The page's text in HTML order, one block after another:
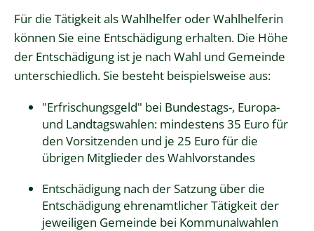
Für die Tätigkeit als Wahlhelfer oder Wahlhelferin
können Sie eine Entschädigung erhalten. Die Höhe
der Entschädigung ist je nach Wahl und Gemeinde
unterschiedlich. Sie besteht beispielsweise aus:
"Erfrischungsgeld" bei Bundestags-, Europa-
und Landtagswahlen: mindestens 35 Euro für
den Vorsitzenden und je 25 Euro für die
übrigen Mitglieder des Wahlvorstandes
Entschädigung nach der Satzung über die
Entschädigung ehrenamtlicher Tätigkeit der
jeweiligen Gemeinde bei Kommunalwahlen